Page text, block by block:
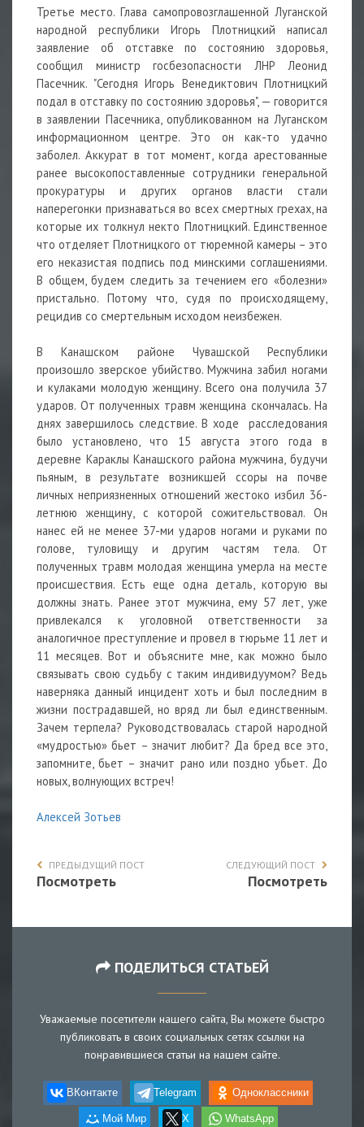
Третье место. Глава самопровозглашенной Луганской
народной республики Игорь Плотницкий написал
заявление об отставке по состоянию здоровья,
сообщил министр госбезопасности ЛНР Леонид
Пасечник. "Сегодня Игорь Венедиктович Плотницкий
подал в отставку по состоянию здоровья", — говорится
в заявлении Пасечника, опубликованном на Луганском
информационном центре. Это он как-то удачно
заболел. Аккурат в тот момент, когда арестованные
ранее высокопоставленные сотрудники генеральной
прокуратуры и других органов власти стали
наперегонки признаваться во всех смертных грехах, на
которые их толкнул некто Плотницкий. Единственное
что отделяет Плотницкого от тюремной камеры – это
его неказистая подпись под минскими соглашениями.
В общем, будем следить за течением его «болезни»
пристально. Потому что, судя по происходящему,
рецидив со смертельным исходом неизбежен.
В Канашском районе Чувашской Республики
произошло зверское убийство. Мужчина забил ногами
и кулаками молодую женщину. Всего она получила 37
ударов. От полученных травм женщина скончалась. На
днях завершилось следствие. В ходе расследования
было установлено, что 15 августа этого года в
деревне Караклы Канашского района мужчина, будучи
пьяным, в результате возникшей ссоры на почве
личных неприязненных отношений жестоко избил 36-
летнюю женщину, с которой сожительствовал. Он
нанес ей не менее 37-ми ударов ногами и руками по
голове, туловищу и другим частям тела. От
полученных травм молодая женщина умерла на месте
происшествия. Есть еще одна деталь, которую вы
должны знать. Ранее этот мужчина, ему 57 лет, уже
привлекался к уголовной ответственности за
аналогичное преступление и провел в тюрьме 11 лет и
11 месяцев. Вот и объясните мне, как можно было
связывать свою судьбу с таким индивидуумом? Ведь
наверняка данный инцидент хоть и был последним в
жизни пострадавшей, но вряд ли был единственным.
Зачем терпела? Руководствовалась старой народной
«мудростью» бьет – значит любит? Да бред все это,
запомните, бьет – значит рано или поздно убьет. До
новых, волнующих встреч!
Алексей Зотьев
ПРЕДЫДУЩИЙ ПОСТ
Посмотреть
СЛЕДУЮЩИЙ ПОСТ
Посмотреть
ПОДЕЛИТЬСЯ СТАТЬЕЙ
Уважаемые посетители нашего сайта, Вы можете быстро
публиковать в своих социальных сетях ссылки на
понравившиеся статьи на нашем сайте.
ВКонтакте Telegram Одноклассники
Мой Мир X WhatsApp